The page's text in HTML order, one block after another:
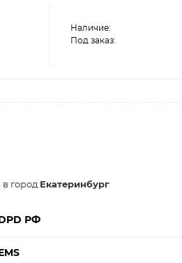
Наличие:
Под заказ:
город Екатеринбург
DPD РФ
EMS